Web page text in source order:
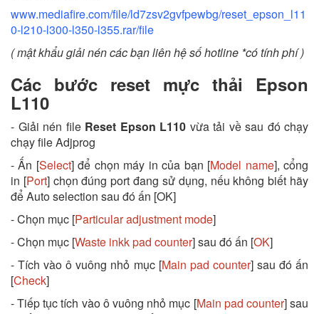
www.mediafire.com/file/ld7zsv2gvfpewbg/reset_epson_l11
0-l210-l300-l350-l355.rar/file
( mật khẩu giải nén các bạn liên hệ số hotline *có tính phí )
Các bước reset mực thải Epson
L110
- Giải nén file Reset Epson L110 vừa tải về sau đó chạy
chạy file Adjprog
- Ấn [Select] để chọn máy in của bạn [Model name], cổng
in [Port] chọn đúng port đang sử dụng, nếu không biết hãy
để Auto selection sau đó ấn [OK]
- Chọn mục [Particular adjustment mode]
- Chọn mục [Waste inkk pad counter] sau đó ấn [OK]
- Tích vào ô vuông nhỏ mục [Main pad counter] sau đó ấn
[Check]
- Tiếp tục tích vào ô vuông nhỏ mục [Main pad counter] sau